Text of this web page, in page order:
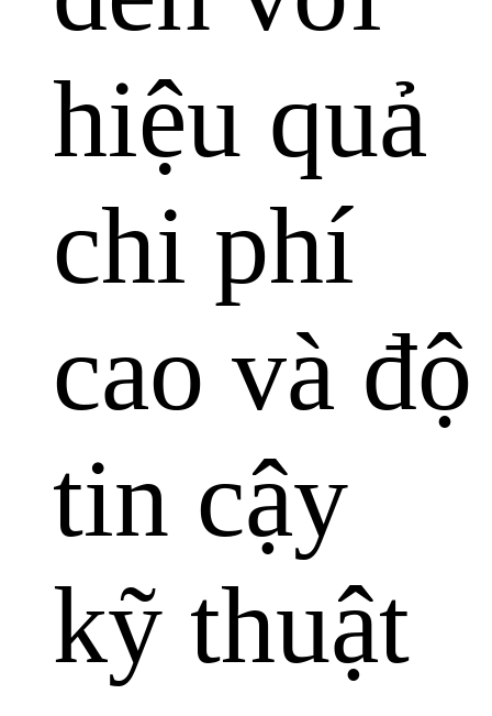
hiệu quả
chi phí
cao và độ
tin cậy
kỹ thuật